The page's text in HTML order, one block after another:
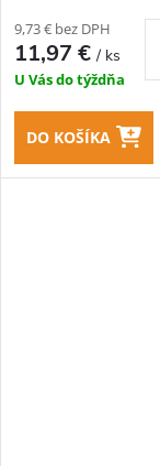
9,73 € bez DPH
11,97 €/ ks
U Vás do týždňa
DO KOŠÍKA